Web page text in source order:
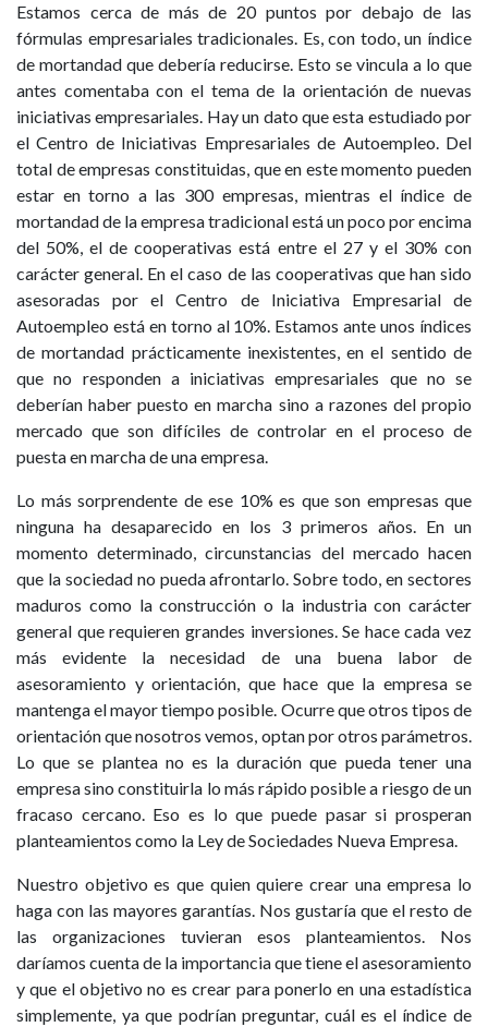
Estamos cerca de más de 20 puntos por debajo de las
fórmulas empresariales tradicionales. Es, con todo, un índice
de mortandad que debería reducirse. Esto se vincula a lo que
antes comentaba con el tema de la orientación de nuevas
iniciativas empresariales. Hay un dato que esta estudiado por
el Centro de Iniciativas Empresariales de Autoempleo. Del
total de empresas constituidas, que en este momento pueden
estar en torno a las 300 empresas, mientras el índice de
mortandad de la empresa tradicional está un poco por encima
del 50%, el de cooperativas está entre el 27 y el 30% con
carácter general. En el caso de las cooperativas que han sido
asesoradas por el Centro de Iniciativa Empresarial de
Autoempleo está en torno al 10%. Estamos ante unos índices
de mortandad prácticamente inexistentes, en el sentido de
que no responden a iniciativas empresariales que no se
deberían haber puesto en marcha sino a razones del propio
mercado que son difíciles de controlar en el proceso de
puesta en marcha de una empresa.
Lo más sorprendente de ese 10% es que son empresas que
ninguna ha desaparecido en los 3 primeros años. En un
momento determinado, circunstancias del mercado hacen
que la sociedad no pueda afrontarlo. Sobre todo, en sectores
maduros como la construcción o la industria con carácter
general que requieren grandes inversiones. Se hace cada vez
más evidente la necesidad de una buena labor de
asesoramiento y orientación, que hace que la empresa se
mantenga el mayor tiempo posible. Ocurre que otros tipos de
orientación que nosotros vemos, optan por otros parámetros.
Lo que se plantea no es la duración que pueda tener una
empresa sino constituirla lo más rápido posible a riesgo de un
fracaso cercano. Eso es lo que puede pasar si prosperan
planteamientos como la Ley de Sociedades Nueva Empresa.
Nuestro objetivo es que quien quiere crear una empresa lo
haga con las mayores garantías. Nos gustaría que el resto de
las organizaciones tuvieran esos planteamientos. Nos
daríamos cuenta de la importancia que tiene el asesoramiento
y que el objetivo no es crear para ponerlo en una estadística
simplemente, ya que podrían preguntar, cuál es el índice de